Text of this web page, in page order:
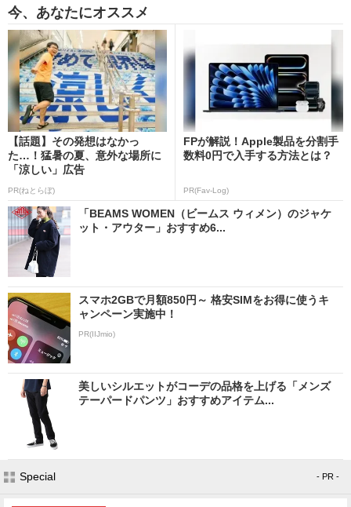
今、あなたにオススメ
【話題】その発想はなかっ
た…！猛暑の夏、意外な場所に
「涼しい」広告
PR(ねとらぼ)
FPが解説！Apple製品を分割手
数料0円で入手する方法とは？
PR(Fav-Log)
「BEAMS WOMEN（ビームス ウィメン）のジャケ
ット・アウター」おすすめ6...
スマホ2GBで月額850円～ 格安SIMをお得に使うキ
ャンペーン実施中！
PR(IIJmio)
美しいシルエットがコーデの品格を上げる「メンズ
テーパードパンツ」おすすめアイテム...
Special - PR -